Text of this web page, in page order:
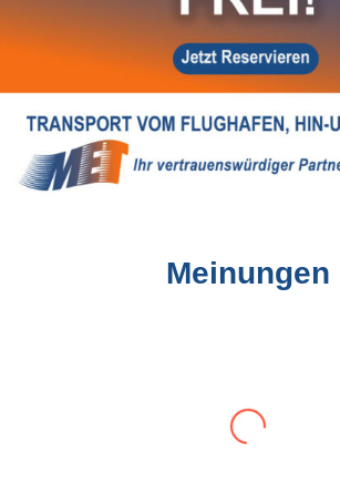
Meinungen
Der Transfer vom Flughafen Palma